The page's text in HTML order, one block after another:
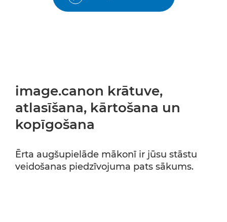
image.canon krātuve,
atlasīšana, kārtošana un
kopīgošana
Ērta augšupielāde mākonī ir jūsu stāstu
veidošanas piedzīvojuma pats sākums.